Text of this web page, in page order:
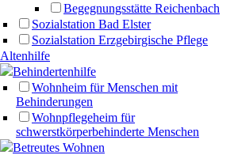
Begegnungsstätte Reichenbach
Sozialstation Bad Elster
Sozialstation Erzgebirgische Pflege
Altenhilfe
Behindertenhilfe
Wohnheim für Menschen mit
Behinderungen
Wohnpflegeheim für
schwerstkörperbehinderte Menschen
Betreutes Wohnen